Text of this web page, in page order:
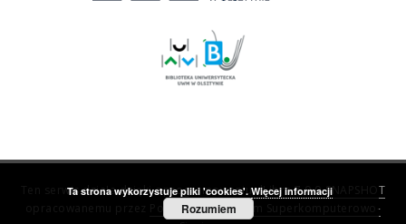
Ten serwis działa dzięki oprogramowaniudLibra 7.0.0-SNAPSHOT
Poznańskie Centrum Superkomputerowo-
Ta strona wykorzystuje pliki 'cookies'. Więcej informacji
Rozumiem